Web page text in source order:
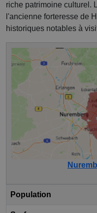
riche patrimoine culturel.
l'ancienne forteresse de
historiques notables à
Population